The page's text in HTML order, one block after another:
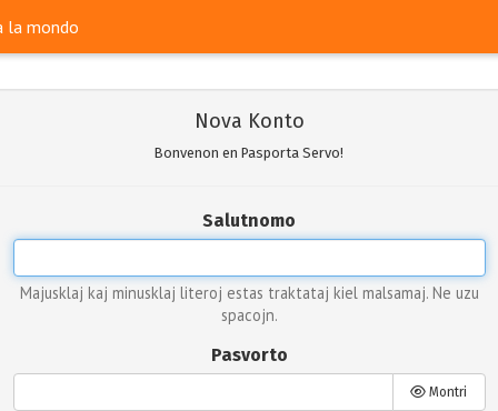
la mondo
Nova Konto
Bonvenon en Pasporta Servo!
Salutnomo
Majusklaj kaj minusklaj literoj estas traktataj kiel malsamaj. Ne uzu
spacojn.
Pasvorto
Montri